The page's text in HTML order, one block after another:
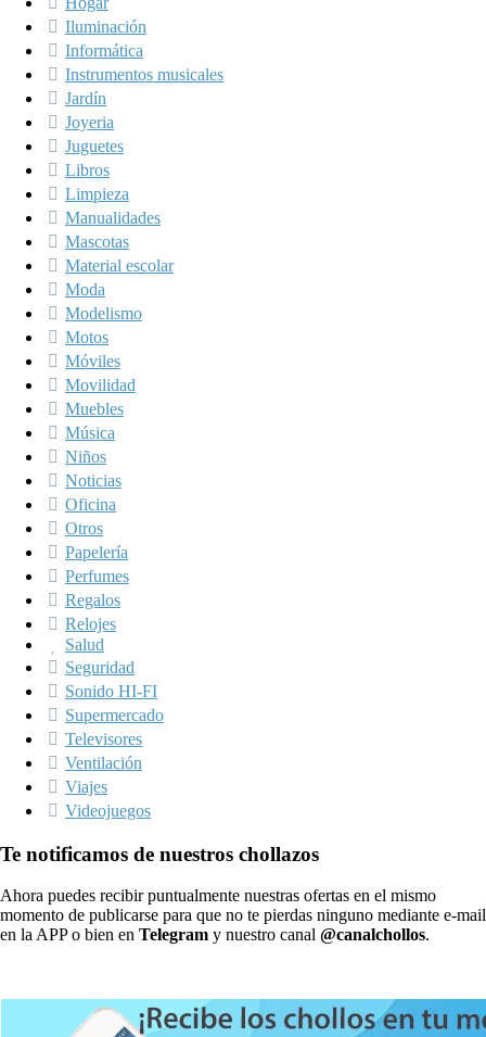
Iluminación
Informática
Instrumentos musicales
Jardín
Joyeria
Juguetes
Libros
Limpieza
Manualidades
Mascotas
Material escolar
Moda
Modelismo
Motos
Móviles
Movilidad
Muebles
Música
Niños
Noticias
Oficina
Otros
Papelería
Perfumes
Regalos
Relojes
Salud
Seguridad
Sonido HI-FI
Supermercado
Televisores
Ventilación
Viajes
Videojuegos
Te notificamos de nuestros chollazos
Ahora puedes recibir puntualmente nuestras ofertas en el mismo
momento de publicarse para que no te pierdas ninguno mediante e-mail
en la APP o bien en Telegram y nuestro canal @canalchollos.